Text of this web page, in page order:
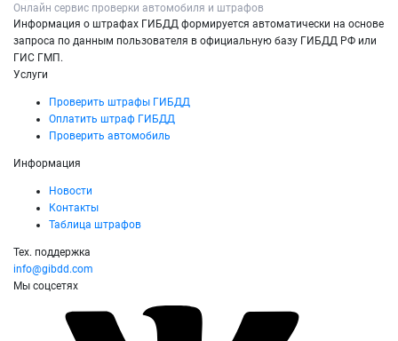
Онлайн сервис проверки автомобиля и штрафов
Информация о штрафах ГИБДД формируется автоматически на основе
запроса по данным пользователя в официальную базу ГИБДД РФ или
ГИС ГМП.
Услуги
Проверить штрафы ГИБДД
Оплатить штраф ГИБДД
Проверить автомобиль
Информация
Новости
Контакты
Таблица штрафов
Тех. поддержка
info@gibdd.com
Мы соцсетях